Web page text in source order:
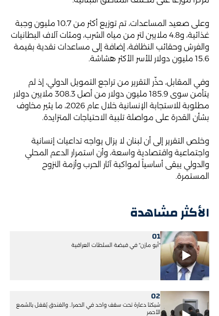
الأكثر مشاهدة
01
"أبو مازن" في قبضة السلطات العراقية
02
شبكتا دعارة تحت سقف واحد في الحمرا.. والفندق يُقفل بالشمع
الأحمر
وعلى صعيد المساعدات، تم توزيع أكثر من 10.7 مليون وجبة
غذائية، و4.8 ملايين لتر من مياه الشرب، ومئات آلاف البطانيات
والفرش وحقائب النظافة، إضافة إلى مساعدات نقدية بقيمة
15.6 مليون دولار للأسر الأكثر هشاشة.
وفي المقابل، حذّر التقرير من تراجع التمويل الدولي، إذ لم
يتأمن سوى 185.9 مليون دولار من أصل 308.3 ملايين دولار
مطلوبة للاستجابة الإنسانية خلال عام 2026، ما يثير مخاوف
بشأن القدرة على مواصلة تلبية الاحتياجات المتزايدة.
وخلص التقرير إلى أن لبنان لا يزال يواجه تداعيات إنسانية
واجتماعية واقتصادية واسعة، وأن استمرار الدعم المحلي
والدولي يبقى أساسياً لمواكبة آثار الحرب وأزمة النزوح
المستمرة.